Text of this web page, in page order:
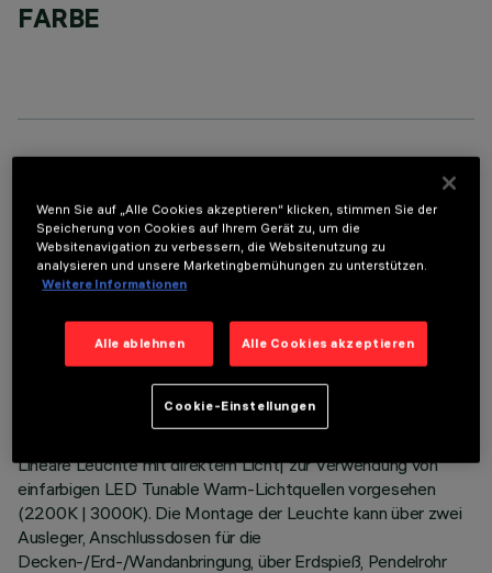
FARBE
TECHNISCHE DATEN
LETZTES UPDATE: 06.08.2026
Lineare Leuchte mit direktem Licht| zur Verwendung von
einfarbigen LED Tunable Warm-Lichtquellen vorgesehen
(2200K | 3000K). Die Montage der Leuchte kann über zwei
Ausleger, Anschlussdosen für die
Decken-/Erd-/Wandanbringung, über Erdspieß, Pendelrohr
Wenn Sie auf „Alle Cookies akzeptieren“ klicken, stimmen Sie der
Speicherung von Cookies auf Ihrem Gerät zu, um die
Websitenavigation zu verbessern, die Websitenutzung zu
analysieren und unsere Marketingbemühungen zu unterstützen.
Weitere Informationen
Alle ablehnen Alle Cookies akzeptieren
Cookie-Einstellungen